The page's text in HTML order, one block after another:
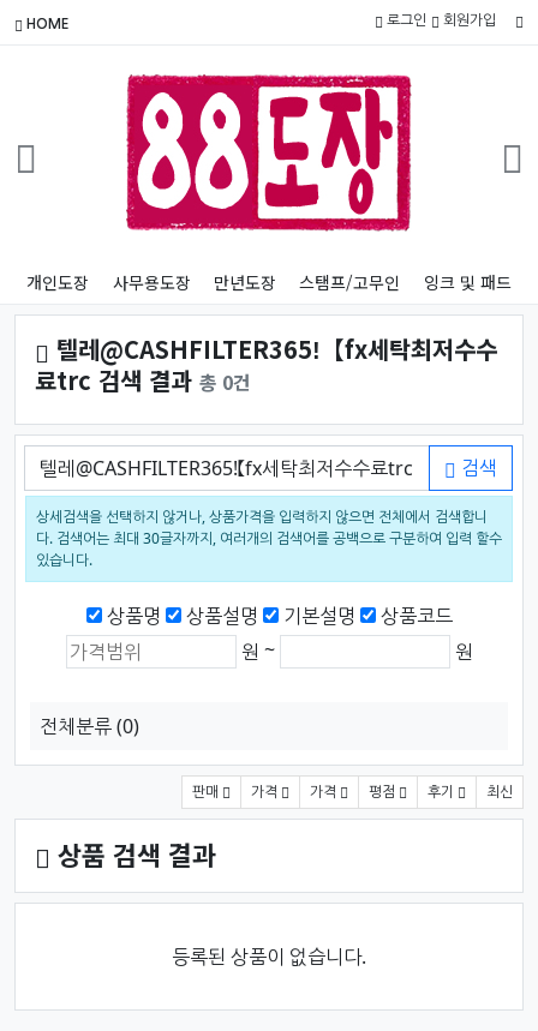
HOME 로그인 회원가입
개인도장 사무용도장 만년도장 스탬프/고무인 잉크 및 패드
텔레@CASHFILTER365ǃ【fx세탁최저수수
료trc 검색 결과 총 0건
검색어 검색
상세검색을 선택하지 않거나, 상품가격을 입력하지 않으면 전체에서 검색합니
다. 검색어는 최대 30글자까지, 여러개의 검색어를 공백으로 구분하여 입력 할수
있습니다.
검색범위
상품명 상품설명 기본설명
상품코드
상품가격 (원)
최소 가격 원 ~ 원
전체분류(0)
판매 가격 가격 평점 후기 최신
상품 검색 결과
등록된 상품이 없습니다.